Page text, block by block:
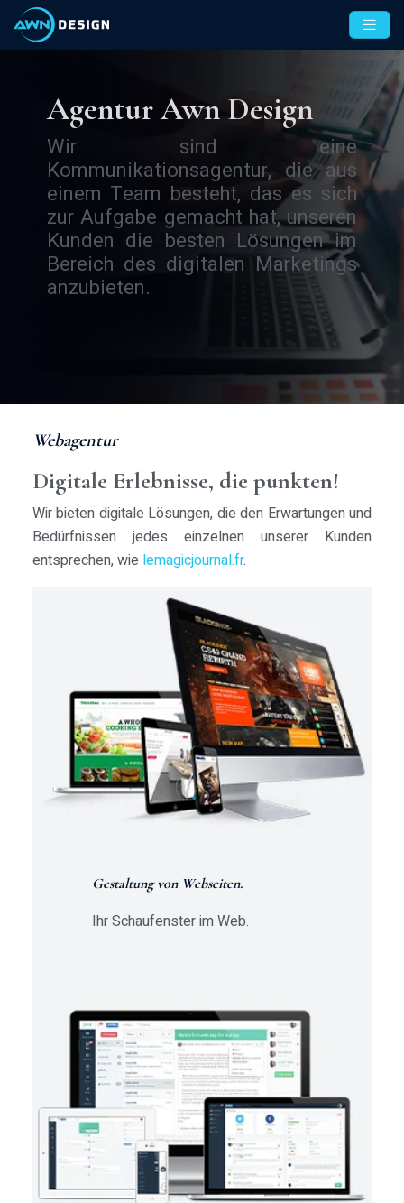
Agentur Awn Design
Wir sind eine
Kommunikationsagentur, die aus
einem Team besteht, das es sich
zur Aufgabe gemacht hat, unseren
Kunden die besten Lösungen im
Bereich des digitalen Marketings
anzubieten.
Webagentur
Digitale Erlebnisse, die punkten!
Wir bieten digitale Lösungen, die den Erwartungen und
Bedürfnissen jedes einzelnen unserer Kunden
entsprechen, wie lemagicjournal.fr.
Gestaltung von Webseiten.
Ihr Schaufenster im Web.